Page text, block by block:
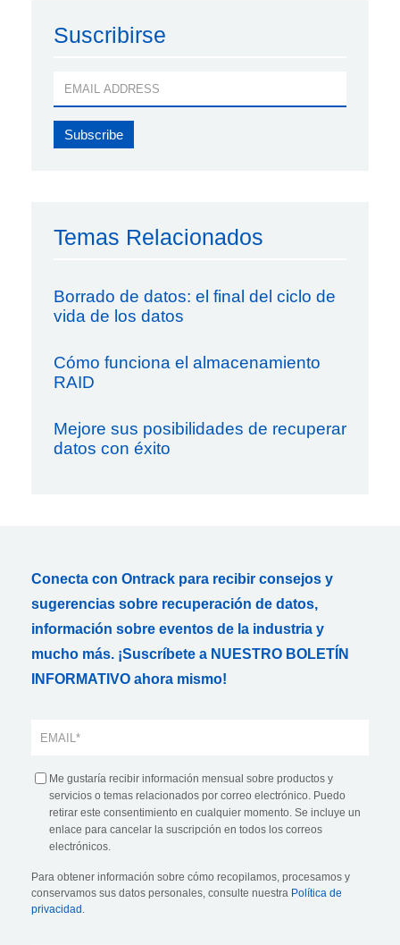
Suscribirse
Temas Relacionados
Borrado de datos: el final del ciclo de
vida de los datos
Cómo funciona el almacenamiento
RAID
Mejore sus posibilidades de recuperar
datos con éxito
Conecta con Ontrack para recibir consejos y
sugerencias sobre recuperación de datos,
información sobre eventos de la industria y
mucho más. ¡Suscríbete a NUESTRO BOLETÍN
INFORMATIVO ahora mismo!
Me gustaría recibir información mensual sobre productos y
servicios o temas relacionados por correo electrónico. Puedo
retirar este consentimiento en cualquier momento. Se incluye un
enlace para cancelar la suscripción en todos los correos
electrónicos.
Para obtener información sobre cómo recopilamos, procesamos y
conservamos sus datos personales, consulte nuestra Política de
privacidad .